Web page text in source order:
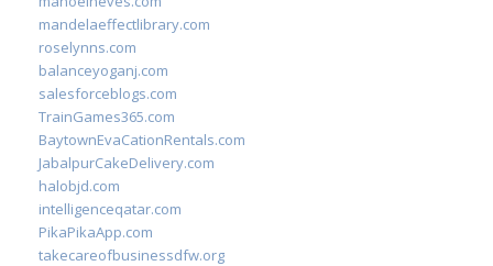
mandelaeffectlibrary.com
roselynns.com
balanceyoganj.com
salesforceblogs.com
TrainGames365.com
BaytownEvaCationRentals.com
JabalpurCakeDelivery.com
halobjd.com
intelligenceqatar.com
PikaPikaApp.com
takecareofbusinessdfw.org